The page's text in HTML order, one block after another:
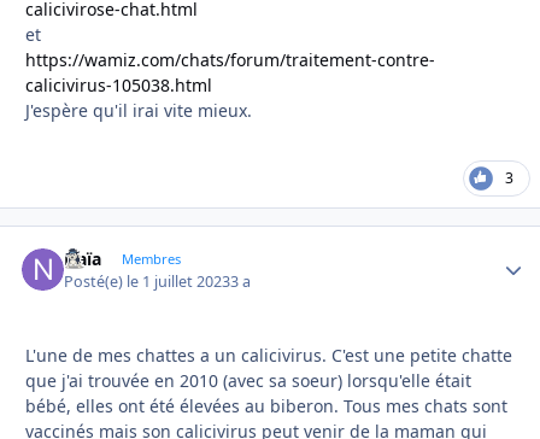
calicivirose-chat.html
et
https://wamiz.com/chats/forum/traitement-contre-
calicivirus-105038.html
J'espère qu'il irai vite mieux.
3
Naïa Membres
Posté(e) le 1 juillet 20233 a
L'une de mes chattes a un calicivirus. C'est une petite chatte
que j'ai trouvée en 2010 (avec sa soeur) lorsqu'elle était
bébé, elles ont été élevées au biberon. Tous mes chats sont
vaccinés mais son calicivirus peut venir de la maman qui